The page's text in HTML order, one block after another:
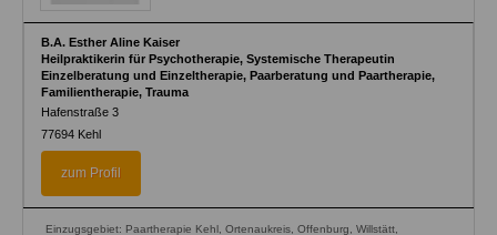
B.A. Esther Aline Kaiser
Heilpraktikerin für Psychotherapie, Systemische Therapeutin
Einzelberatung und Einzeltherapie, Paarberatung und Paartherapie,
Familientherapie, Trauma
Hafenstraße 3
77694 Kehl
zum Profil
Einzugsgebiet: Paartherapie Kehl, Ortenaukreis, Offenburg, Willstätt,